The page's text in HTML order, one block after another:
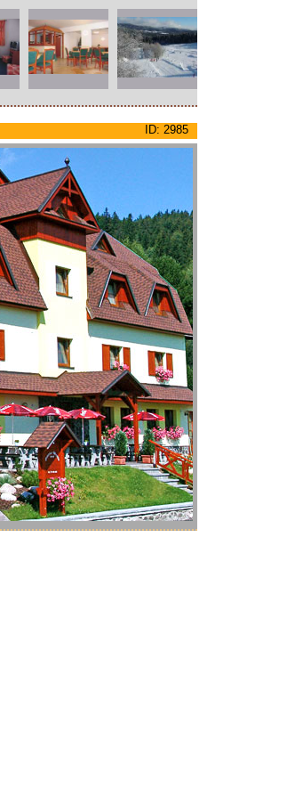
ID: 2985